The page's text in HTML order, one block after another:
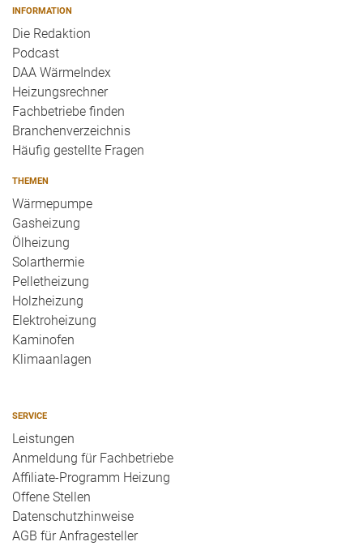
INFORMATION
Die Redaktion
Podcast
DAA WärmeIndex
Heizungsrechner
Fachbetriebe finden
Branchenverzeichnis
Häufig gestellte Fragen
THEMEN
Wärmepumpe
Gasheizung
Ölheizung
Solarthermie
Pelletheizung
Holzheizung
Elektroheizung
Kaminofen
Klimaanlagen
SERVICE
Leistungen
Anmeldung für Fachbetriebe
Affiliate-Programm Heizung
Offene Stellen
Datenschutzhinweise
AGB für Anfragesteller